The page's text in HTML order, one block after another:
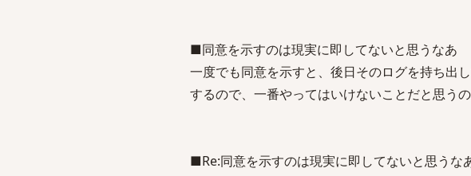
■同意を示すのは現実に即してないと思うなあ
一度でも同意を示すと、後日そのログを持ち出
するので、一番やってはいけないことだと思うの
■Re:同意を示すのは現実に即してないと思うな